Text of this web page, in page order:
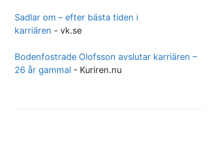
Sadlar om – efter bästa tiden i
karriären - vk.se
Bodenfostrade Olofsson avslutar karriären –
26 år gammal - Kuriren.nu